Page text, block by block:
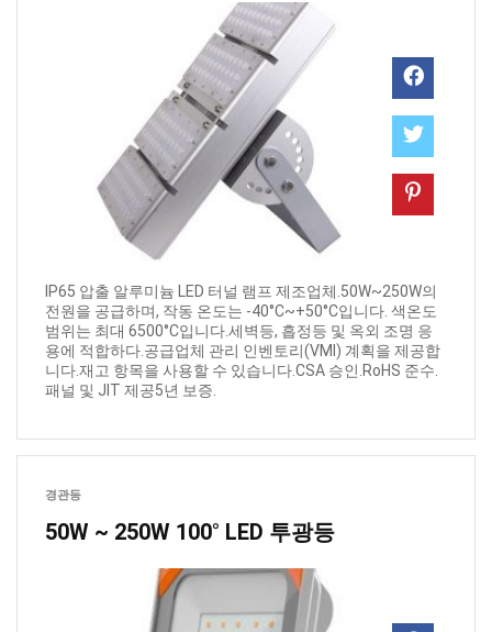
IP65 압출 알루미늄 LED 터널 램프 제조업체.50W~250W의
전원을 공급하며, 작동 온도는 -40°C~+50°C입니다. 색온도
범위는 최대 6500°C입니다.세벽등, 흡정등 및 옥외 조명 응
용에 적합하다.공급업체 관리 인벤토리(VMI) 계획을 제공합
니다.재고 항목을 사용할 수 있습니다.CSA 승인.RoHS 준수.
패널 및 JIT 제공5년 보증.
경관등
50W ~ 250W 100° LED 투광등